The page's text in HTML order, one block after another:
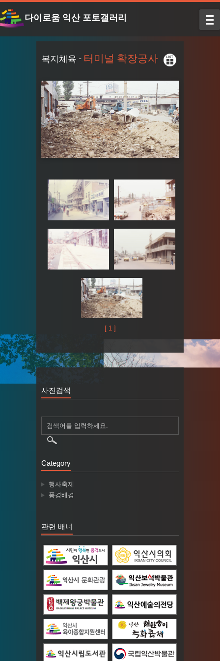
다이로움 익산 포토갤러리
복지체육 - 터미널 확장공사
[ 1 ]
사진검색
Category
행사축제
풍경배경
관련 배너